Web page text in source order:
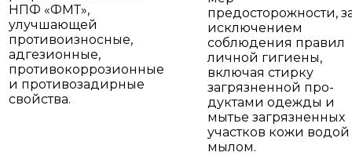
НПФ «ФМТ»,
улучшающей
противоизносные,
адгезионные,
противокоррозионные
и противозадирные
свойства.
предосторожности,
исключением
соблюдения правил
личной гигиены,
включая стирку
загрязненной про-
дуктами одежды и
мытье загрязненных
участков кожи водой
мылом.